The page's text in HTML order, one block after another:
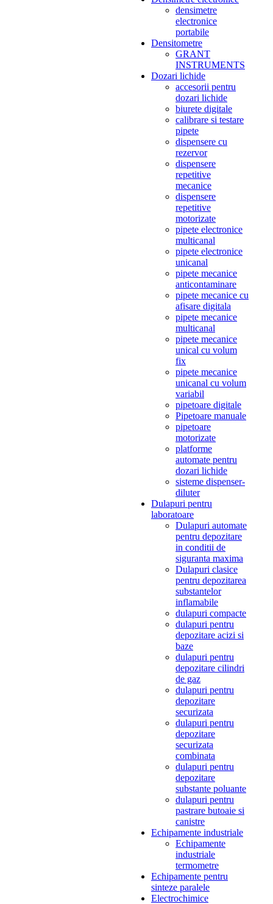
densimetre
electronice
portabile
Densitometre
GRANT
INSTRUMENTS
Dozari lichide
accesorii pentru
dozari lichide
biurete digitale
calibrare si testare
pipete
dispensere cu
rezervor
dispensere
repetitive
mecanice
dispensere
repetitive
motorizate
pipete electronice
multicanal
pipete electronice
unicanal
pipete mecanice
anticontaminare
pipete mecanice cu
afisare digitala
pipete mecanice
multicanal
pipete mecanice
unical cu volum
fix
pipete mecanice
unicanal cu volum
variabil
pipetoare digitale
Pipetoare manuale
pipetoare
motorizate
platforme
automate pentru
dozari lichide
sisteme dispenser-
diluter
Dulapuri pentru
laboratoare
Dulapuri automate
pentru depozitare
in conditii de
siguranta maxima
Dulapuri clasice
pentru depozitarea
substantelor
inflamabile
dulapuri compacte
dulapuri pentru
depozitare acizi si
baze
dulapuri pentru
depozitare cilindri
de gaz
dulapuri pentru
depozitare
securizata
dulapuri pentru
depozitare
securizata
combinata
dulapuri pentru
depozitare
substante poluante
dulapuri pentru
pastrare butoaie si
canistre
Echipamente industriale
Echipamente
industriale
termometre
Echipamente pentru
sinteze paralele
Electrochimice